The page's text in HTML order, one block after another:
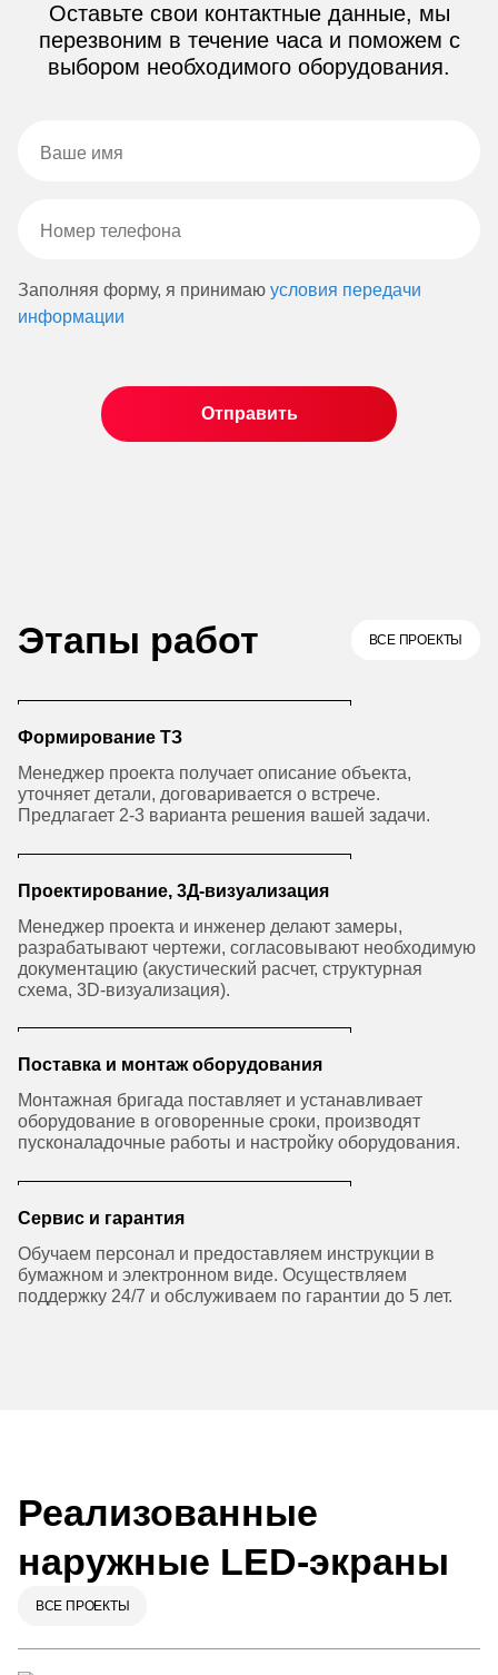
Оставьте свои контактные данные, мы
перезвоним в течение часа и поможем с
выбором необходимого оборудования.
Заполняя форму, я принимаю условия передачи
информации
Этапы работ ВСЕ ПРОЕКТЫ
Формирование ТЗ
Менеджер проекта получает описание объекта,
уточняет детали, договаривается о встрече.
Предлагает 2-3 варианта решения вашей задачи.
Проектирование, 3Д-визуализация
Менеджер проекта и инженер делают замеры,
разрабатывают чертежи, согласовывают необходимую
документацию (акустический расчет, структурная
схема, 3D-визуализация).
Поставка и монтаж оборудования
Монтажная бригада поставляет и устанавливает
оборудование в оговоренные сроки, производят
пусконаладочные работы и настройку оборудования.
Сервис и гарантия
Обучаем персонал и предоставляем инструкции в
бумажном и электронном виде. Осуществляем
поддержку 24/7 и обслуживаем по гарантии до 5 лет.
Реализованные
наружные LED-экраны
ВСЕ ПРОЕКТЫ